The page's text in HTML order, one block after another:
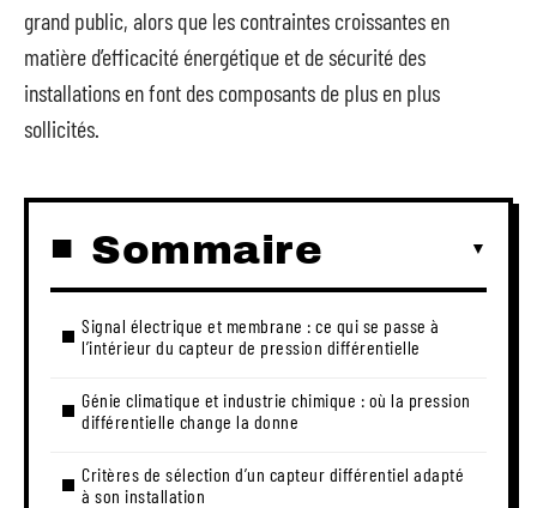
grand public, alors que les contraintes croissantes en
matière d’efficacité énergétique et de sécurité des
installations en font des composants de plus en plus
sollicités.
Sommaire
Signal électrique et membrane : ce qui se passe à
l’intérieur du capteur de pression différentielle
Génie climatique et industrie chimique : où la pression
différentielle change la donne
Critères de sélection d’un capteur différentiel adapté
à son installation